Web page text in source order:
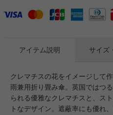
アイテム説明
クレマチスの花をイメージして
雨兼用折り畳み傘。英国ではつ
られる優雅なクレマチスと、ス
トなデザイン。遮蔽率にも優れ
サイズ